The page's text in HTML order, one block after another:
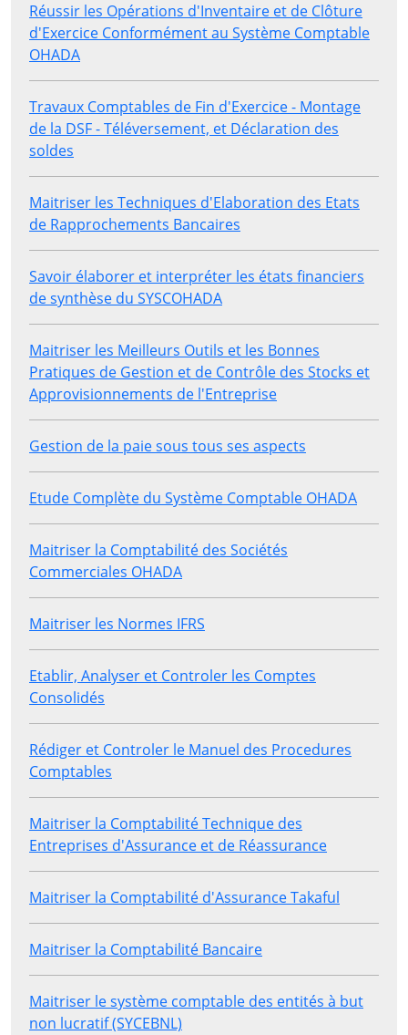
Réussir les Opérations d'Inventaire et de Clôture
d'Exercice Conformément au Système Comptable
OHADA
Travaux Comptables de Fin d'Exercice - Montage
de la DSF - Téléversement, et Déclaration des
soldes
Maitriser les Techniques d'Elaboration des Etats
de Rapprochements Bancaires
Savoir élaborer et interpréter les états financiers
de synthèse du SYSCOHADA
Maitriser les Meilleurs Outils et les Bonnes
Pratiques de Gestion et de Contrôle des Stocks et
Approvisionnements de l'Entreprise
Gestion de la paie sous tous ses aspects
Etude Complète du Système Comptable OHADA
Maitriser la Comptabilité des Sociétés
Commerciales OHADA
Maitriser les Normes IFRS
Etablir, Analyser et Controler les Comptes
Consolidés
Rédiger et Controler le Manuel des Procedures
Comptables
Maitriser la Comptabilité Technique des
Entreprises d'Assurance et de Réassurance
Maitriser la Comptabilité d'Assurance Takaful
Maitriser la Comptabilité Bancaire
Maitriser le système comptable des entités à but
non lucratif (SYCEBNL)